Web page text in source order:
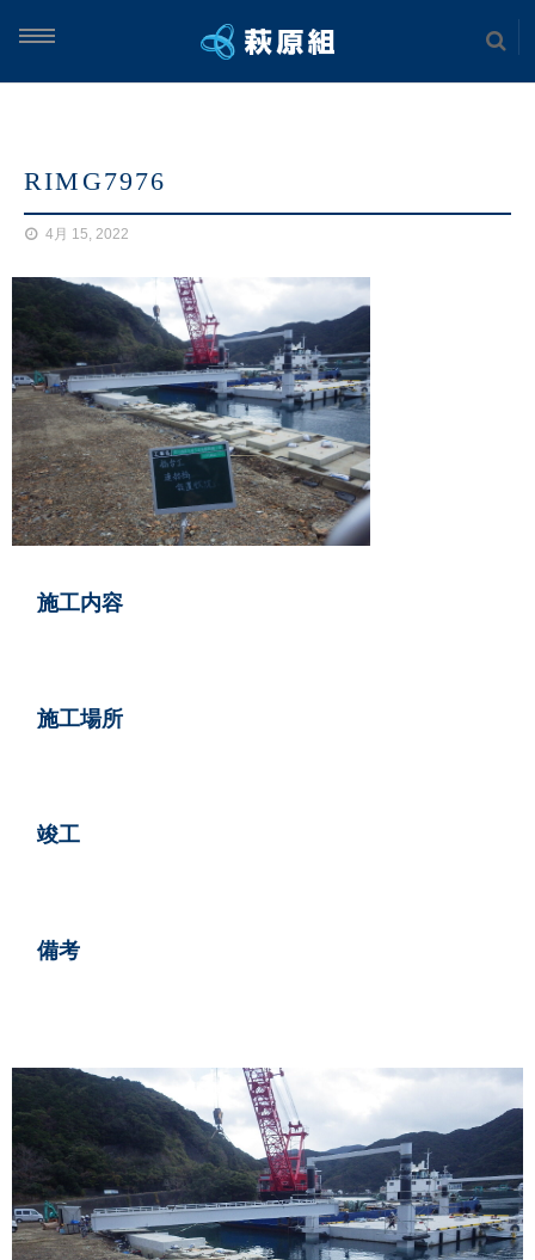
内
木工事
上工事
築工事
内
RIMG7976
4月 15, 2022
施工内容
施工場所
竣工
備考